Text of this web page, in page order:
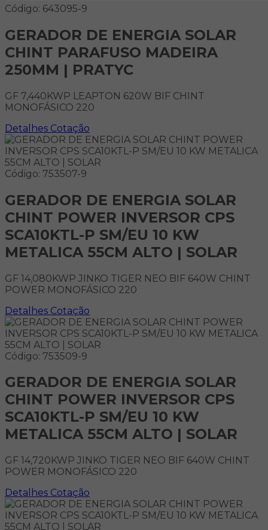
Código: 643095-9
GERADOR DE ENERGIA SOLAR
CHINT PARAFUSO MADEIRA
250MM | PRATYC
GF 7,440KWP LEAPTON 620W BIF CHINT
MONOFÁSICO 220
Detalhes Cotação
Código: 753507-9
GERADOR DE ENERGIA SOLAR
CHINT POWER INVERSOR CPS
SCA10KTL-P SM/EU 10 KW
METALICA 55CM ALTO | SOLAR
GF 14,080KWP JINKO TIGER NEO BIF 640W CHINT
POWER MONOFÁSICO 220
Detalhes Cotação
Código: 753509-9
GERADOR DE ENERGIA SOLAR
CHINT POWER INVERSOR CPS
SCA10KTL-P SM/EU 10 KW
METALICA 55CM ALTO | SOLAR
GF 14,720KWP JINKO TIGER NEO BIF 640W CHINT
POWER MONOFÁSICO 220
Detalhes Cotação